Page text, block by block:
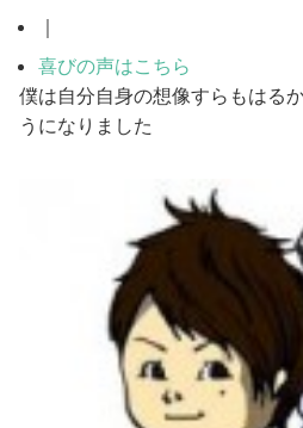
｜
喜びの声はこちら
僕は自分自身の想像すらもはる
うになりました